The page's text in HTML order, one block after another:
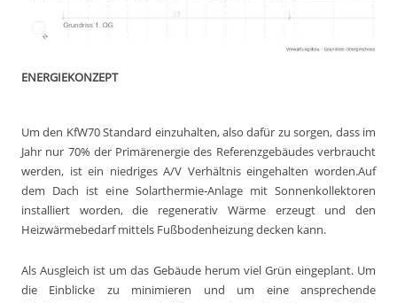
ENERGIEKONZEPT
Um den KfW70 Standard einzuhalten, also dafür zu sorgen, dass im
Jahr nur 70% der Primärenergie des Referenzgebäudes verbraucht
werden, ist ein niedriges A/V Verhältnis eingehalten worden.Auf
dem Dach ist eine Solarthermie-Anlage mit Sonnenkollektoren
installiert worden, die regenerativ Wärme erzeugt und den
Heizwärmebedarf mittels Fußbodenheizung decken kann.
Als Ausgleich ist um das Gebäude herum viel Grün eingeplant. Um
die Einblicke zu minimieren und um eine ansprechende